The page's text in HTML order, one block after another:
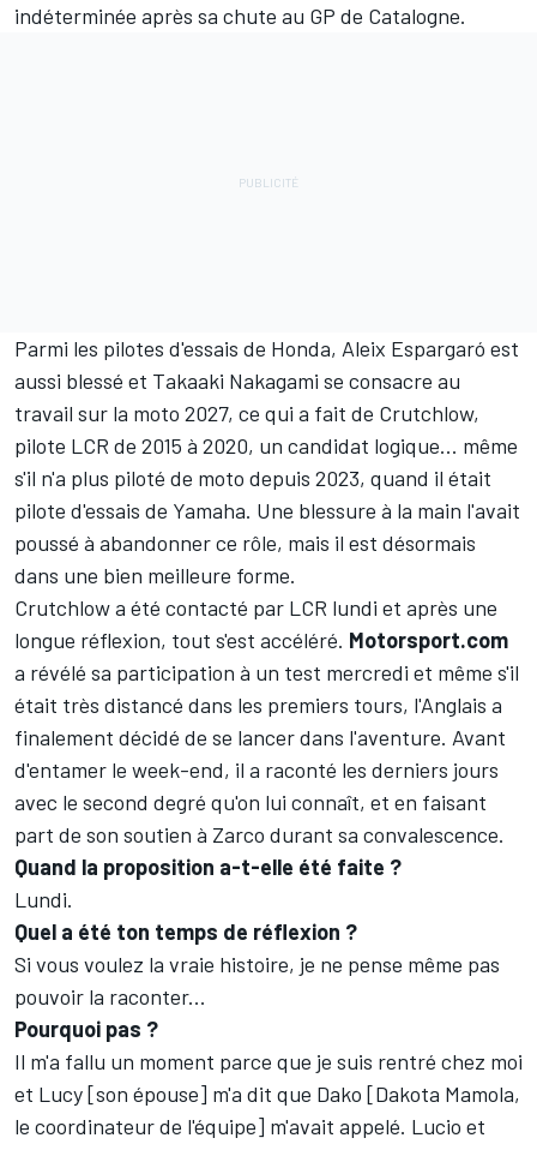
indéterminée après sa chute au GP de Catalogne.
Parmi les pilotes d'essais de Honda, Aleix Espargaró est
aussi blessé et Takaaki Nakagami se consacre au
travail sur la moto 2027, ce qui a fait de Crutchlow,
pilote LCR de 2015 à 2020, un candidat logique... même
s'il n'a plus piloté de moto depuis 2023, quand il était
pilote d'essais de Yamaha. Une blessure à la main l'avait
poussé à abandonner ce rôle, mais il est désormais
dans une bien meilleure forme.
Crutchlow a été contacté par LCR lundi et après une
longue réflexion, tout s'est accéléré. Motorsport.com
a révélé sa participation à un test mercredi et même s'il
était très distancé dans les premiers tours, l'Anglais a
finalement décidé de se lancer dans l'aventure. Avant
d'entamer le week-end, il a raconté les derniers jours
avec le second degré qu'on lui connaît, et en faisant
part de son soutien à Zarco durant sa convalescence.
Quand la proposition a-t-elle été faite ?
Lundi.
Quel a été ton temps de réflexion ?
Si vous voulez la vraie histoire, je ne pense même pas
pouvoir la raconter...
Pourquoi pas ?
Il m'a fallu un moment parce que je suis rentré chez moi
et Lucy [son épouse] m'a dit que Dako [Dakota Mamola,
le coordinateur de l'équipe] m'avait appelé. Lucio et